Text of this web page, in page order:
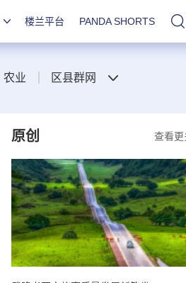
楼兰平台 PANDA SHORTS
农业 区县群网
查看更
原创